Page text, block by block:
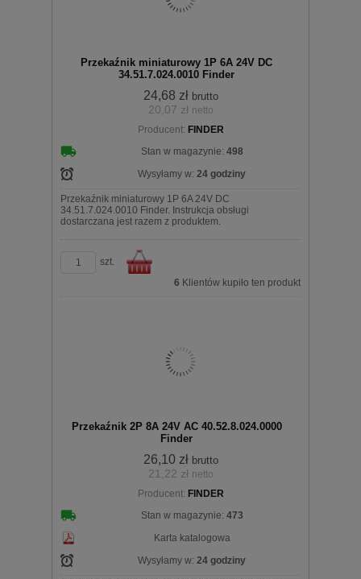
koszyka
Przekaźnik miniaturowy 1P 6A 24V DC
34.51.7.024.0010 Finder
24,68 zł brutto
20,07 zł netto
Producent: FINDER
Stan w magazynie: 498
Wysyłamy w: 24 godziny
Przekaźnik miniaturowy 1P 6A 24V DC
34.51.7.024.0010 Finder. Instrukcja obsługi
dostarczana jest razem z produktem.
szt.
koszyka
6 Klientów kupiło ten produkt
Przekaźnik 2P 8A 24V AC 40.52.8.024.0000
Finder
26,10 zł brutto
21,22 zł netto
Producent: FINDER
Stan w magazynie: 473
Karta katalogowa
Wysyłamy w: 24 godziny